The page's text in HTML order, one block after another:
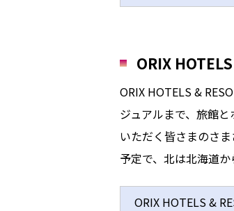
ORIX
ORIX HOTELS &
ジュアルまで、旅館
いただく皆さまのさ
予定で、北は北海道
ORIX HOTELS &